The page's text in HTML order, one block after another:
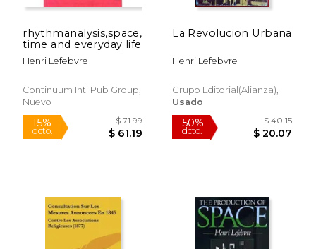
50%
$ 30.62
6%
dcto.
rhythmanalysis,space,
time and everyday life
Henri Lefebvre
Continuum Intl Pub Group,
Nuevo
La Revolucion Urbana
Henri Lefebvre
Grupo Editorial(Alianza),
Usado